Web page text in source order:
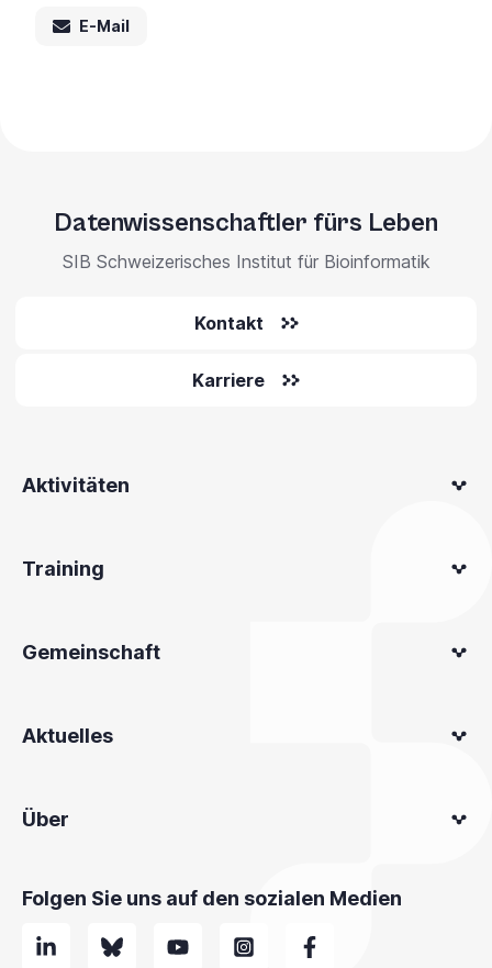
E-Mail
Datenwissenschaftler fürs Leben
SIB Schweizerisches Institut für Bioinformatik
Kontakt
Karriere
Aktivitäten
Training
Gemeinschaft
Aktuelles
Über
Folgen Sie uns auf den sozialen Medien